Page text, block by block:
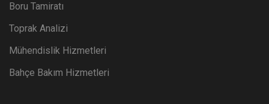
Boru Tamiratı
Toprak Analizi
Mühendislik Hizmetleri
Bahçe Bakım Hizmetleri